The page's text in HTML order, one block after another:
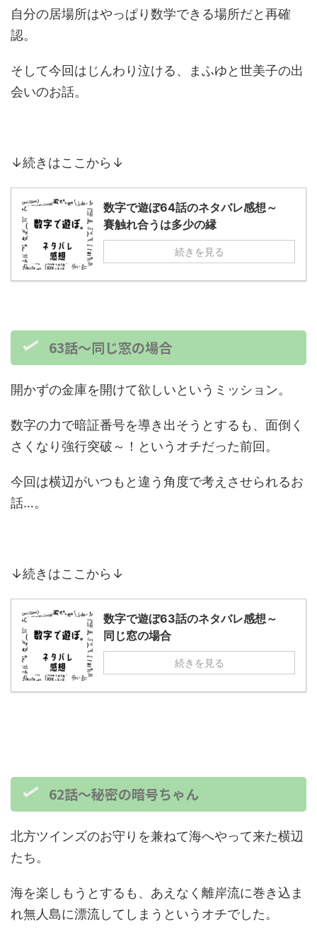
自分の居場所はやっぱり数学できる場所だと再確
認。
そして今回はじんわり泣ける、まふゆと世美子の出
会いのお話。
↓続きはここから↓
数字で遊ぼ64話のネタバレ感想～
賽触れ合うは多少の縁
続きを見る
63話～同じ窓の場合
開かずの金庫を開けて欲しいというミッション。
数字の力で暗証番号を導き出そうとするも、面倒く
さくなり強行突破～！というオチだった前回。
今回は横辺がいつもと違う角度で考えさせられるお
話…。
↓続きはここから↓
数字で遊ぼ63話のネタバレ感想～
同じ窓の場合
続きを見る
62話～秘密の暗号ちゃん
北方ツインズのお守りを兼ねて海へやって来た横辺
たち。
海を楽しもうとするも、あえなく離岸流に巻き込ま
れ無人島に漂流してしまうというオチでした。